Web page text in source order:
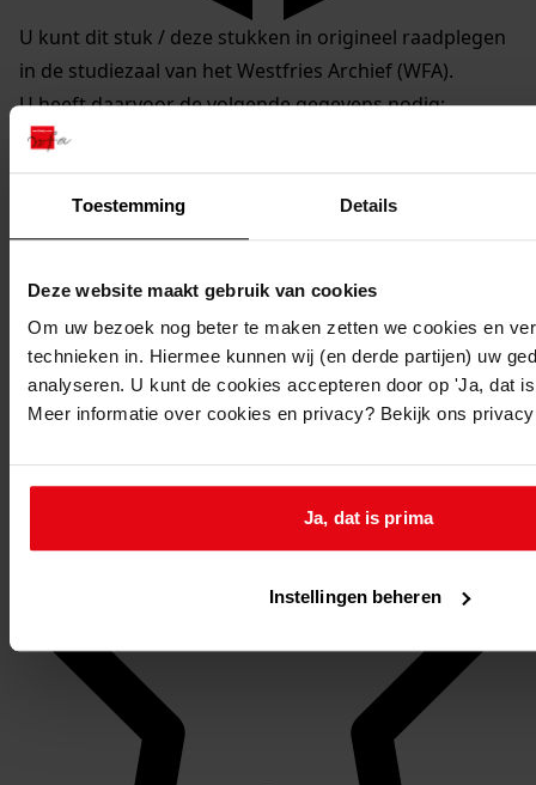
Toestemming Details
Deze website maakt gebruik van cookies
Om uw bezoek nog beter te maken zetten we cookies en
technieken in. Hiermee kunnen wij (en derde partijen) uw
analyseren. U kunt de cookies accepteren door op 'Ja, dat
Meer informatie over cookies en privacy? Bekijk ons
Ja, dat is prima
Instellingen beheren
U kunt dit stuk / deze stukken in origineel raadplegen
in de studiezaal van het Westfries Archief (WFA).
U heeft daarvoor de volgende gegevens nodig:
Archiefnummer: 1276
Inventarisnummer: 18
Reserveren:
website van het WFA.
Op de aangegeven reserveringsdatum liggen de
stukken om 9.30 uur voor u klaar.